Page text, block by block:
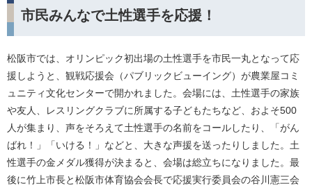
市民みんなで土性選手を応援！
松阪市では、オリンピック初出場の土性選手を市民一丸となって応
援しようと、観戦応援会（パブリックビューイング）が農業屋コミ
ュニティ文化センターで開かれました。会場には、土性選手の家族
や友人、レスリングクラブに所属する子どもたちなど、およそ500
人が集まり、声をそろえて土性選手の名前をコールしたり、「がん
ばれ！」「いける！」などと、大きな声援を送ったりしました。土
性選手の金メダル獲得が決まると、会場は総立ちになりました。最
後に竹上市長と松阪市体育協会会長で応援実行委員会の谷川憲三会